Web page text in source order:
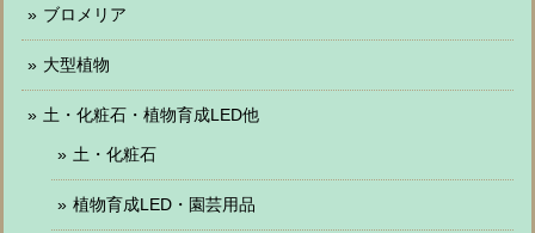
ブロメリア
大型植物
土・化粧石・植物育成LED他
土・化粧石
植物育成LED・園芸用品